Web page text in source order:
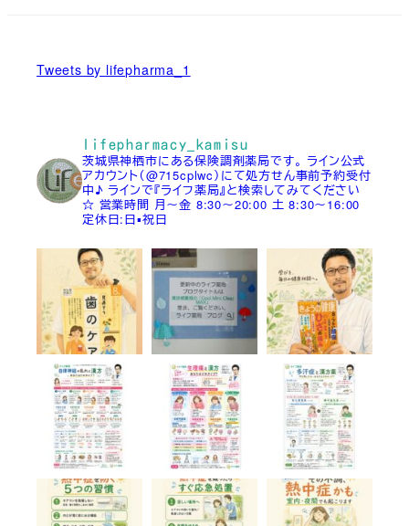
Tweets by lifepharma_1
lifepharmacy_kamisu
茨城県神栖市にある保険調剤薬局です。 ライン公式
アカウント（@715cplwc）にて処方せん事前予約受付
中♪ ラインで『ライフ薬局』と検索してみてください
☆ 営業時間 月～金 8:30～20:00 土 8:30～16:00
定休日:日▪祝日